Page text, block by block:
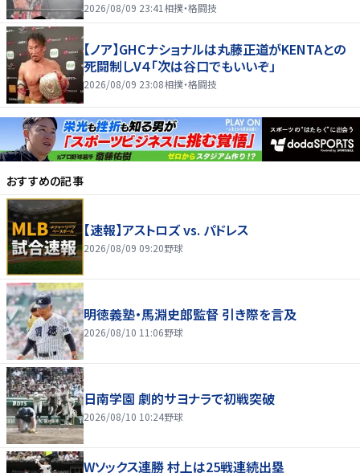
好き」
2026/08/09 23:41 相撲・格闘技
【ノア】GHCナショナルは丸藤正道がKENTAとの
死闘制しV４「次は谷口でもいいぞ」
2026/08/09 23:08相撲・格闘技
おすすめの記事
【速報】アストロズ vs. パドレス
2026/08/09 09:20野球
明徳義塾・馬淵史郎監督 引き際を言及
2026/08/10 11:06野球
日南学園 劇的サヨナラで初戦突破
2026/08/10 10:24野球
Wソックス連勝 村上は25戦連続出塁